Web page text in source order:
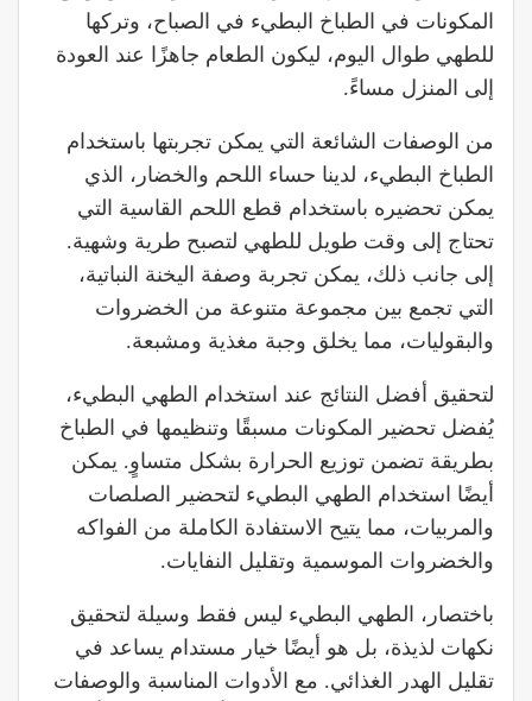
المكونات في الطباخ البطيء في الصباح، وتركها
للطهي طوال اليوم، ليكون الطعام جاهزًا عند العودة
إلى المنزل مساءً.
من الوصفات الشائعة التي يمكن تجربتها باستخدام
الطباخ البطيء، لدينا حساء اللحم والخضار، الذي
يمكن تحضيره باستخدام قطع اللحم القاسية التي
تحتاج إلى وقت طويل للطهي لتصبح طرية وشهية.
إلى جانب ذلك، يمكن تجربة وصفة اليخنة النباتية،
التي تجمع بين مجموعة متنوعة من الخضروات
والبقوليات، مما يخلق وجبة مغذية ومشبعة.
لتحقيق أفضل النتائج عند استخدام الطهي البطيء،
يُفضل تحضير المكونات مسبقًا وتنظيمها في الطباخ
بطريقة تضمن توزيع الحرارة بشكل متساوٍ. يمكن
أيضًا استخدام الطهي البطيء لتحضير الصلصات
والمربيات، مما يتيح الاستفادة الكاملة من الفواكه
والخضروات الموسمية وتقليل النفايات.
باختصار، الطهي البطيء ليس فقط وسيلة لتحقيق
نكهات لذيذة، بل هو أيضًا خيار مستدام يساعد في
تقليل الهدر الغذائي. مع الأدوات المناسبة والوصفات